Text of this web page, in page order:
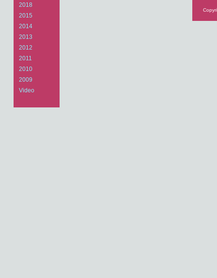
2018
2015
2014
2013
2012
2011
2010
2009
Video